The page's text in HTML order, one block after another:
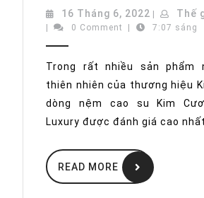
sản
phẩm
nệm
có
mức
giá
cao?
16 Tháng 6, 2022 16
Tháng
| Thế
| 0 Comment | 7:07 sáng
Trong rất nhiều sản phẩm
thiên nhiên của thương hiệu
dòng nệm cao su Kim
Luxury được đánh giá cao
READ MORE
READ
MORE